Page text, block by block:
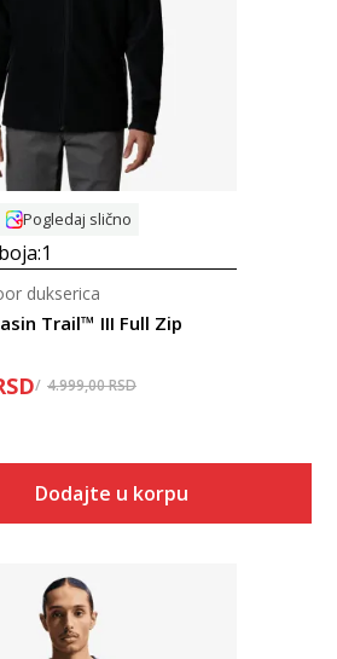
Pogledaj slično
1
Trail™ III Full Zip
dukserica
4.999,00RSD
Dodajte u korpu